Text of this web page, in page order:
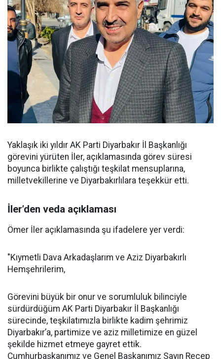
Yaklaşık iki yıldır AK Parti Diyarbakır İl Başkanlığı
görevini yürüten İler, açıklamasında görev süresi
boyunca birlikte çalıştığı teşkilat mensuplarına,
milletvekillerine ve Diyarbakırlılara teşekkür etti.
İler’den veda açıklaması
Ömer İler açıklamasında şu ifadelere yer verdi:
"Kıymetli Dava Arkadaşlarım ve Aziz Diyarbakırlı
Hemşehrilerim,
Görevini büyük bir onur ve sorumluluk bilinciyle
sürdürdüğüm AK Parti Diyarbakır İl Başkanlığı
sürecinde, teşkilatımızla birlikte kadim şehrimiz
Diyarbakır’a, partimize ve aziz milletimize en güzel
şekilde hizmet etmeye gayret ettik.
Cumhurbaşkanımız ve Genel Başkanımız Sayın Recep